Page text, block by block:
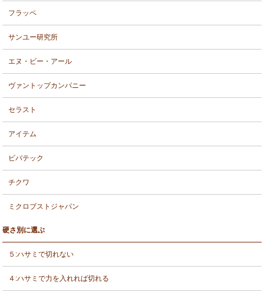
フラッペ
サンユー研究所
エヌ・ビー・アール
ヴァントップカンパニー
セラスト
アイテム
ビバテック
チクワ
ミクロブストジャパン
硬さ別に選ぶ
５:ハサミで切れない
４:ハサミで力を入れれば切れる